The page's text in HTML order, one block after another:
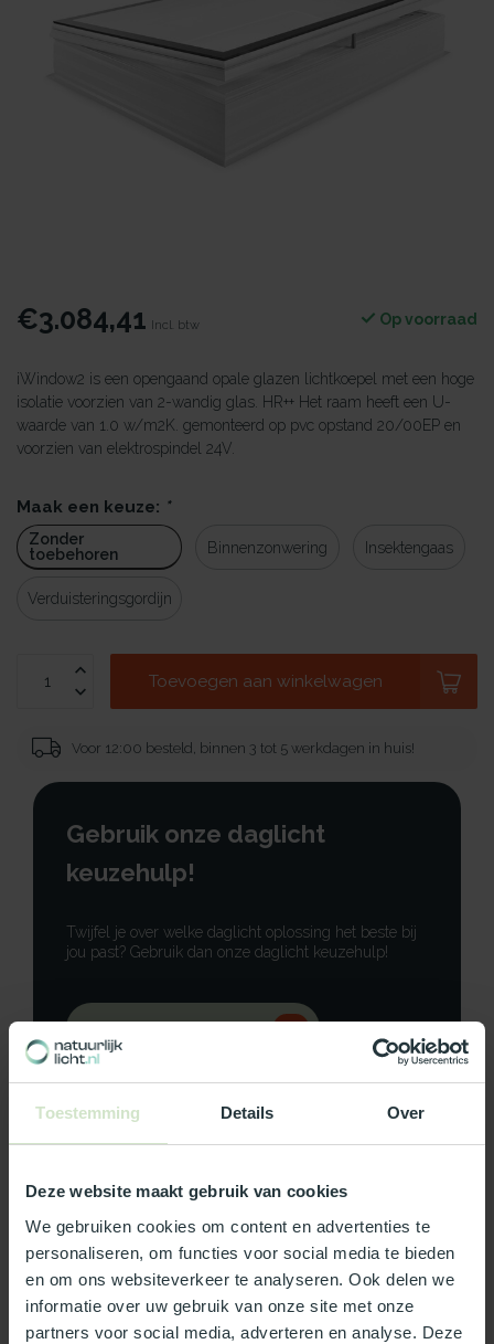
Toestemming Details Over
Deze website maakt gebruik van cookies
We gebruiken cookies om content en advertenties te
personaliseren, om functies voor social media te bieden
en om ons websiteverkeer te analyseren. Ook delen we
informatie over uw gebruik van onze site met onze
partners voor social media, adverteren en analyse. Deze
€3.084,41 Incl. btw Op voorraad
iWindow2 is een opengaand opale glazen lichtkoepel met een hoge
isolatie voorzien van 2-wandig glas. HR++ Het raam heeft een U-
waarde van 1.0 w/m2K. gemonteerd op pvc opstand 20/00EP en
voorzien van elektrospindel 24V.
Maak een keuze: *
Zonder
toebehoren
Binnenzonwering Insektengaas
Verduisteringsgordijn
Toevoegen aan winkelwagen
Voor 12:00 besteld, binnen 3 tot 5 werkdagen in huis!
Gebruik onze daglicht
keuzehulp!
Twijfel je over welke daglicht oplossing het beste bij
jou past? Gebruik dan onze daglicht keuzehulp!
Neem contact op
Productomschrijving
Specificaties
Reviews